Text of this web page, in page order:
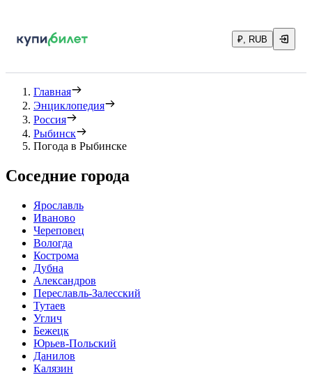
₽, RUB
Главная
Энциклопедия
Россия
Рыбинск
Погода в Рыбинске
Соседние города
Ярославль
Иваново
Череповец
Вологда
Кострома
Дубна
Александров
Переславль-Залесский
Тутаев
Углич
Бежецк
Юрьев-Польский
Данилов
Калязин